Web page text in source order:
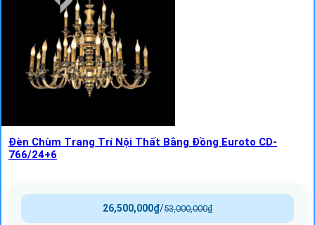
Đèn Chùm Trang Trí Nội Thất Bằng Đồng Euroto CD-
766/24+6
53,000,000₫
/
26,500,000₫